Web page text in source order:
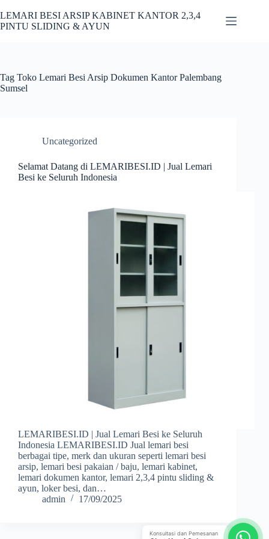
to
content
LEMARI BESI ARSIP KABINET KANTOR 2,3,4
PINTU SLIDING & AYUN
Tag Toko Lemari Besi Arsip Dokumen Kantor Palembang
Sumsel
Uncategorized
Selamat Datang di LEMARIBESI.ID | Jual Lemari
Besi ke Seluruh Indonesia
LEMARIBESI.ID | Jual Lemari Besi ke Seluruh
Indonesia LEMARIBESI.ID Jual lemari besi
berbagai tipe, merk dan ukuran seperti lemari besi
arsip, lemari besi pakaian / baju, lemari kabinet,
lemari dokumen kantor, lemari 2,3,4 pintu sliding &
ayun, loker besi, dan…
admin
17/09/2025
Konsultasi dan Pemesanan